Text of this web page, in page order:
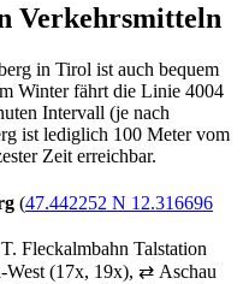
Verkehrsmitteln
in Tirol ist auch bequem
Winter fährt die Linie 4004
Intervall (je nach
ist lediglich 100 Meter vom
Zeit erreichbar.
(47.442252 N 12.316696
Fleckalmbahn Talstation
(17x, 19x), ⇄ Aschau